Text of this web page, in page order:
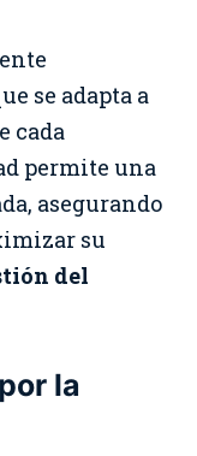
se adapta a
cada
permite una
asegurando
su
del
la